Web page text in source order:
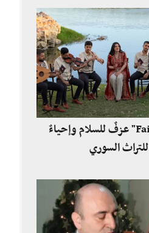
فرقة "فَيْ_Fai" عزفٌ للسلام وإحياءٌ
للتراث السوري